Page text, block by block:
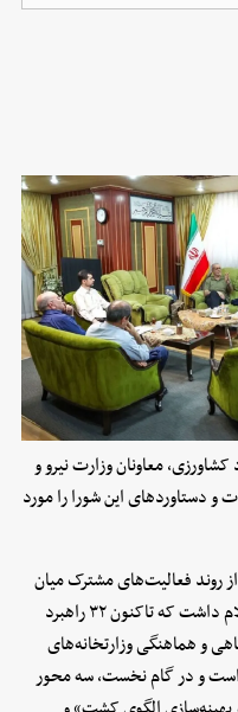
معاونان وزارت نیرو و
و دستاوردهای این شورا را مورد
روند فعالیت‌های مشترک میان
دانشگاه و دستگاه‌های اجرایی ارائه کرد و اعلام داشت که تاکنون ۳۲ راهبرد
و هماهنگی وزارتخانه‌های
و در گام نخست، سه محور